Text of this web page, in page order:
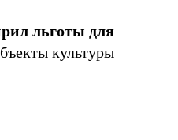
льготы для
культуры